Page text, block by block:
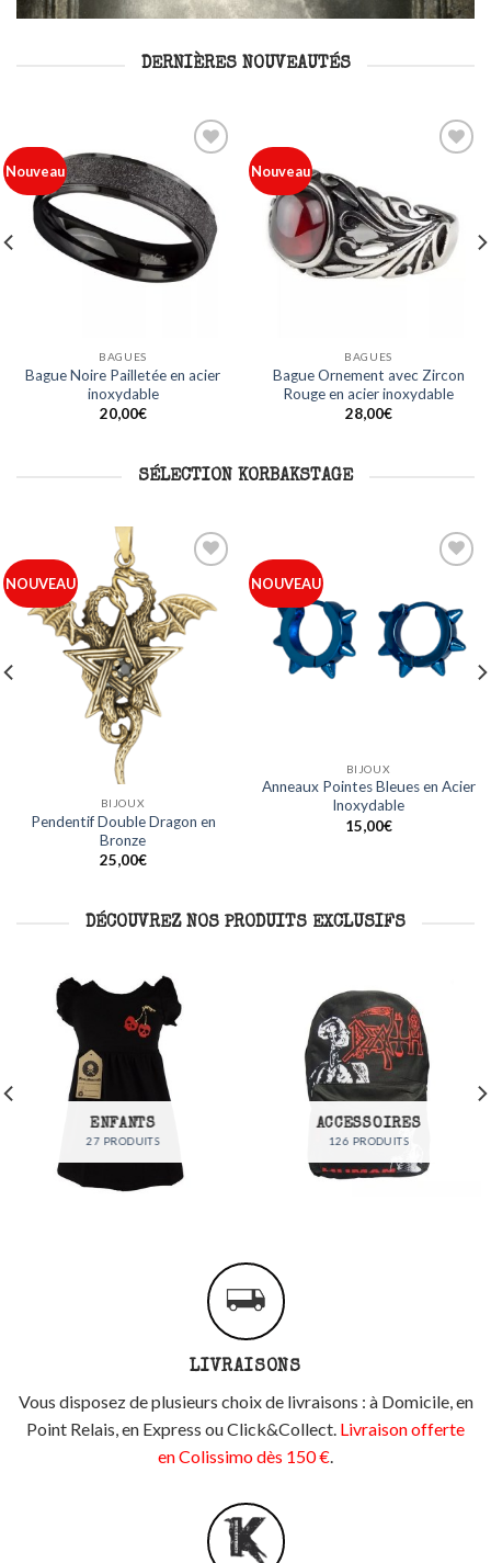
DERNIÈRES NOUVEAUTÉS
Nouveau
à ma
liste
BAGUES
Bague Noire Pailletée en acier
inoxydable
20,00€
Nouveau
BAGUES
Bague Ornement avec Zircon
Rouge en acier inoxydable
28,00€
SÉLECTION KORBAKSTAGE
NOUVEAU
à ma
liste
BIJOUX
Anneaux Acier Ligne Bleue en
Acier Inoxydable
15,00€
NOUVEAU
liste
BIJOUX
Anneaux Noirs Design Crâne en
Acier Inoxydable
15,00€
DÉCOUVREZ NOS PRODUITS EXCLUSIFS
ENFANTS
27 PRODUITS
ACCESSOIRES
126 PRODUITS
LIVRAISONS
Vous disposez de plusieurs choix de livraisons : à Domicile, en
Point Relais, en Express ou Click&Collect. Livraison offerte
en Colissimo dès 150 €